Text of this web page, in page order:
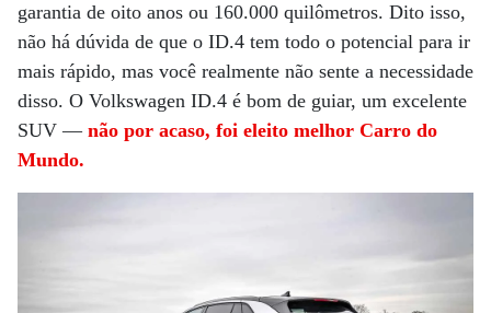
garantia de oito anos ou 160.000 quilômetros. Dito isso,
não há dúvida de que o ID.4 tem todo o potencial para ir
mais rápido, mas você realmente não sente a necessidade
disso. O Volkswagen ID.4 é bom de guiar, um excelente
SUV — não por acaso, foi eleito melhor Carro do
Mundo.